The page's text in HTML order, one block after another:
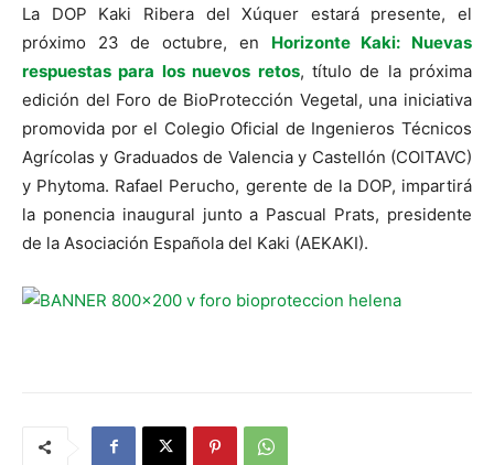
La DOP Kaki Ribera del Xúquer estará presente, el
próximo 23 de octubre, en Horizonte Kaki: Nuevas
respuestas para los nuevos retos, título de la próxima
edición del Foro de BioProtección Vegetal, una iniciativa
promovida por el Colegio Oficial de Ingenieros Técnicos
Agrícolas y Graduados de Valencia y Castellón (COITAVC)
y Phytoma. Rafael Perucho, gerente de la DOP, impartirá
la ponencia inaugural junto a Pascual Prats, presidente
de la Asociación Española del Kaki (AEKAKI).